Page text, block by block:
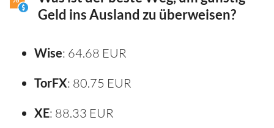
Geld ins Ausland zu überweisen?
Wise: 64.68 EUR
TorFX: 80.75 EUR
XE: 88.33 EUR